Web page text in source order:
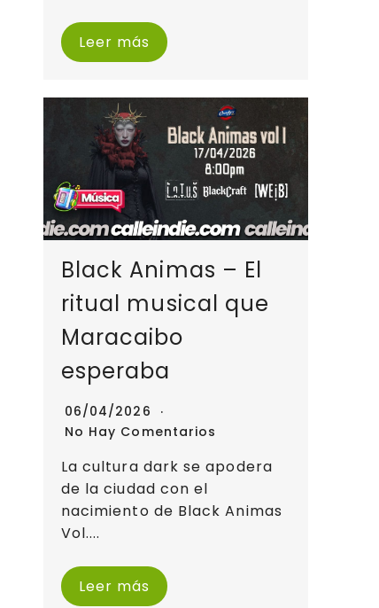
Leer más
Black Animas – El
ritual musical que
Maracaibo
esperaba
06/04/2026
No Hay Comentarios
La cultura dark se apodera
de la ciudad con el
nacimiento de Black Animas
Vol....
Leer más